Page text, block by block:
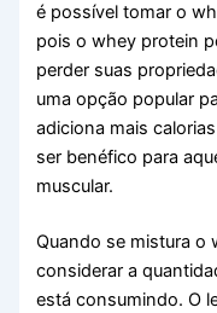
é possível tomar o
pois o whey protein
perder suas
uma opção popular
adiciona mais
ser benéfico para
muscular.
Quando se mistura o
considerar a
está consumindo. O